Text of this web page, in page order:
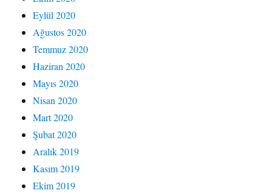
Eylül 2020
Ağustos 2020
Temmuz 2020
Haziran 2020
Mayıs 2020
Nisan 2020
Mart 2020
Şubat 2020
Aralık 2019
Kasım 2019
Ekim 2019